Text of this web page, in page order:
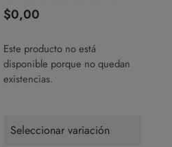
$0,00
Este producto no está
disponible porque no quedan
existencias.
Seleccionar variación